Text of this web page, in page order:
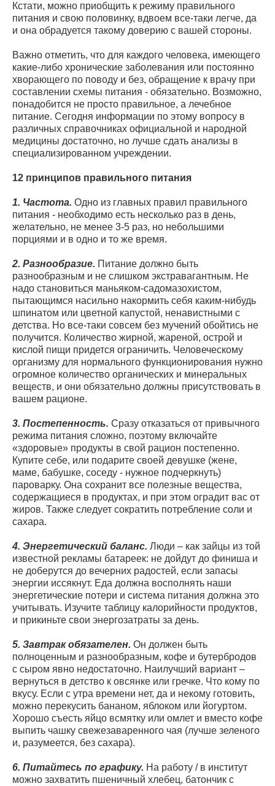
Кстати, можно приобщить к режиму правильного
питания и свою половинку, вдвоем все-таки легче, да
и она обрадуется такому доверию с вашей стороны.
Важно отметить, что для каждого человека, имеющего
какие-либо хронические заболевания или постоянно
хворающего по поводу и без, обращение к врачу при
составлении схемы питания - обязательно. Возможно,
понадобится не просто правильное, а лечебное
питание. Сегодня информации по этому вопросу в
различных справочниках официальной и народной
медицины достаточно, но лучше сдать анализы в
специализированном учреждении.
12 принципов правильного питания
1. Частота. Одно из главных правил правильного
питания - необходимо есть несколько раз в день,
желательно, не менее 3-5 раз, но небольшими
порциями и в одно и то же время.
2. Разнообразие. Питание должно быть
разнообразным и не слишком экстравагантным. Не
надо становиться маньяком-садомазохистом,
пытающимся насильно накормить себя каким-нибудь
шпинатом или цветной капустой, ненавистными с
детства. Но все-таки совсем без мучений обойтись не
получится. Количество жирной, жареной, острой и
кислой пищи придется ограничить. Человеческому
организму для нормального функционирования нужно
огромное количество органических и минеральных
веществ, и они обязательно должны присутствовать в
вашем рационе.
3. Постепенность. Сразу отказаться от привычного
режима питания сложно, поэтому включайте
«здоровые» продукты в свой рацион постепенно.
Купите себе, или подарите своей девушке (жене,
маме, бабушке, соседу - нужное подчеркнуть)
пароварку. Она сохранит все полезные вещества,
содержащиеся в продуктах, и при этом оградит вас от
жиров. Также следует сократить потребление соли и
сахара.
4. Энергетический баланс. Люди – как зайцы из той
известной рекламы батареек: не дойдут до финиша и
не доберутся до вечерних радостей, если запасы
энергии иссякнут. Еда должна восполнять наши
энергетические потери и система питания должна это
учитывать. Изучите таблицу калорийности продуктов,
и прикиньте свои энергозатраты за день.
5. Завтрак обязателен. Он должен быть
полноценным и разнообразным, кофе и бутербродов
с сыром явно недостаточно. Наилучший вариант –
вернуться в детство к овсянке или гречке. Что кому по
вкусу. Если с утра времени нет, да и некому готовить,
можно перекусить бананом, яблоком или йогуртом.
Хорошо съесть яйцо всмятку или омлет и вместо кофе
выпить чашку свежезаваренного чая (лучше зеленого
и, разумеется, без сахара).
6. Питайтесь по графику. На работу / в институт
можно захватить пшеничный хлебец, батончик с